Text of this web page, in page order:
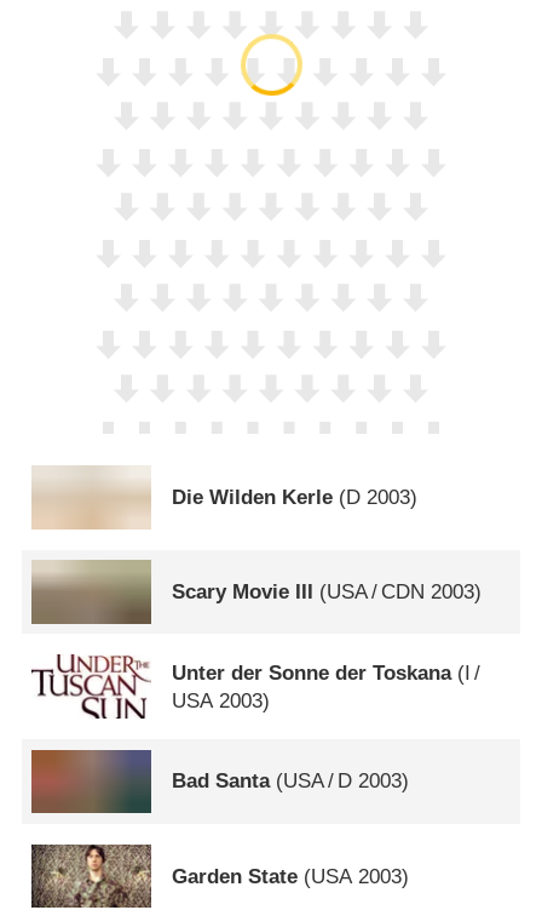
Die Wilden Kerle (D 2003)
Scary Movie III (USA/ CDN 2003)
Unter der Sonne der Toskana(I /
USA 2003)
Bad Santa(USA/ D 2003)
Garden State (USA 2003)